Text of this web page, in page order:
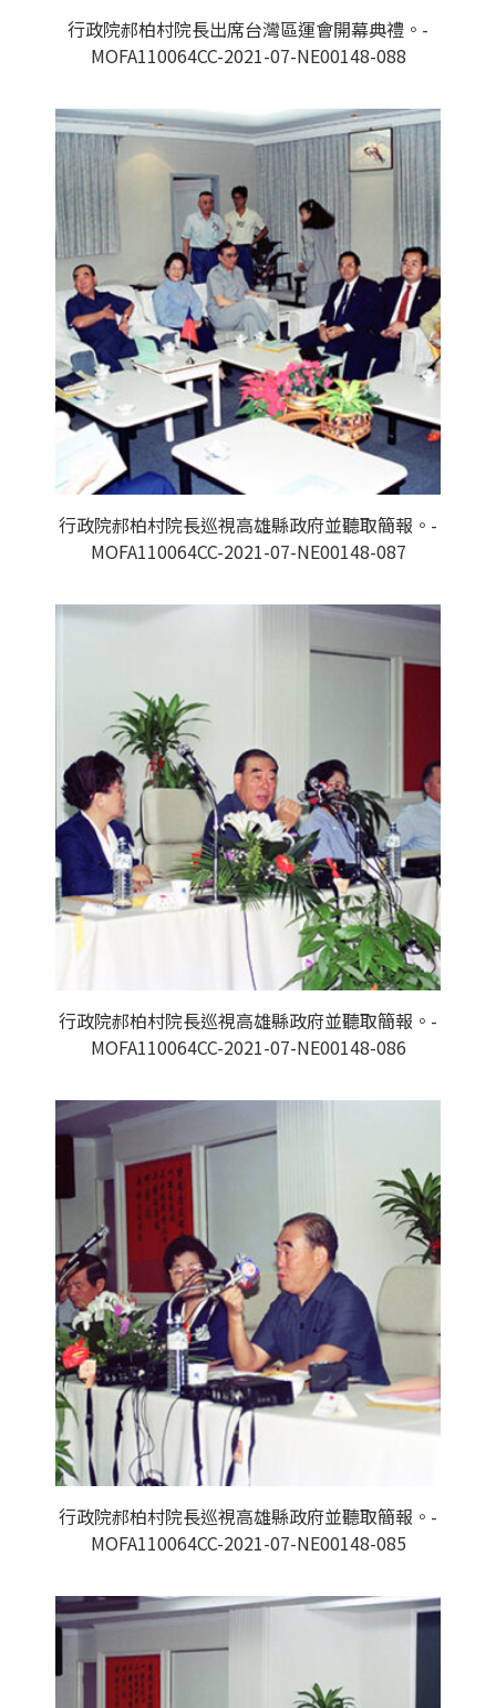
行政院郝柏村院長出席台灣區運會開幕典禮。-
MOFA110064CC-2021-07-NE00148-088
行政院郝柏村院長巡視高雄縣政府並聽取簡報。-
MOFA110064CC-2021-07-NE00148-087
行政院郝柏村院長巡視高雄縣政府並聽取簡報。-
MOFA110064CC-2021-07-NE00148-086
行政院郝柏村院長巡視高雄縣政府並聽取簡報。-
MOFA110064CC-2021-07-NE00148-085